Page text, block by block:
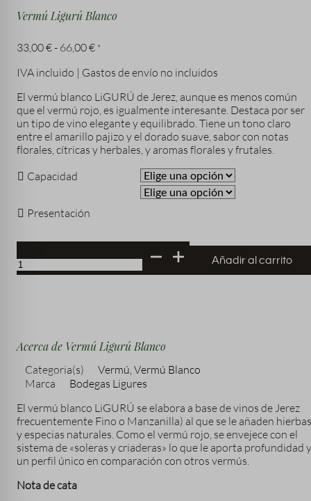
Vermú Ligurú Blanco
33,00€- 66,00€Rango
precios:
33,00 €
hasta
66,00 €
*
IVA incluido | Gastos de envío no incluidos
El vermú blanco LiGURÚ de Jerez, aunque es menos común
que el vermú rojo, es igualmente interesante. Destaca por ser
un tipo de vino elegante y equilibrado. Tiene un tono claro
entre el amarillo pajizo y el dorado suave, sabor con notas
florales, cítricas y herbales, y aromas florales y frutales.
Capacidad
Presentación
Ligurú
Blanco
Añadir al carrito
Acerca de Vermú Ligurú Blanco
Categoria(s) Vermú Vermú Blanco
Marca
Bodegas Ligures
El vermú blanco LiGURÚ se elabora a base de vinos de Jerez
frecuentemente Fino o Manzanilla) al que se le añaden hierbas
y especias naturales. Como el vermú rojo, se envejece con el
sistema de «soleras y criaderas» lo que le aporta profundidad y
un perfil único en comparación con otros vermús.
Nota de cata